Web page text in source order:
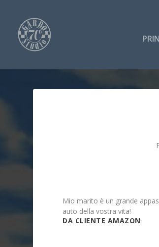
Mio marito è un grande
auto della vostra vita!
DA CLIENTE AMAZON